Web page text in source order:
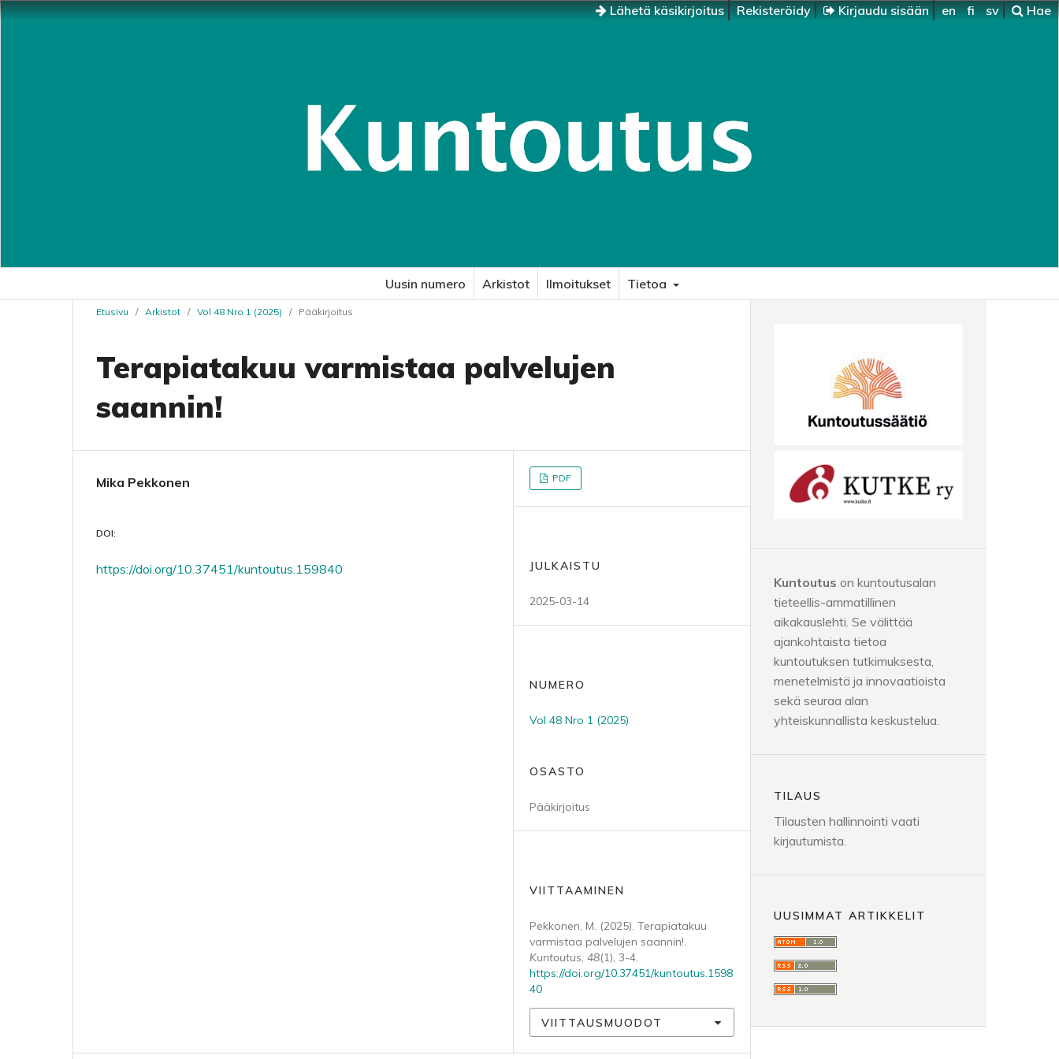
Lähetä käsikirjoitus Rekisteröidy Kirjaudu sisään en fi sv Hae
Uusin numero Arkistot Ilmoitukset Tietoa
Etusivu / Arkistot / Vol 48 Nro 1 (2025) / Pääkirjoitus
Terapiatakuu varmistaa palvelujen
saannin!
Mika Pekkonen
DOI:
https://doi.org/10.37451/kuntoutus.159840
PDF
JULKAISTU
2025-03-14
NUMERO
Vol 48 Nro 1 (2025)
OSASTO
Pääkirjoitus
VIITTAAMINEN
Pekkonen, M. (2025). Terapiatakuu
varmistaa palvelujen saannin!.
Kuntoutus, 48(1), 3-4.
https://doi.org/10.37451/kuntoutus.1598
40
VIITTAUSMUODOT
Kuntoutus on kuntoutusalan
tieteellis-ammatillinen
aikakauslehti. Se välittää
ajankohtaista tietoa
kuntoutuksen tutkimuksesta,
menetelmistä ja innovaatioista
sekä seuraa alan
yhteiskunnallista keskustelua.
TILAUS
Tilausten hallinnointi vaati
kirjautumista.
UUSIMMAT ARTIKKELIT